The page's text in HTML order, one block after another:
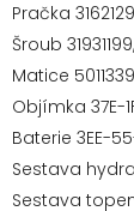
Pračka
Šroub
Matice
Objímka 37E-
Baterie 3EE-
Sestava
Sestava